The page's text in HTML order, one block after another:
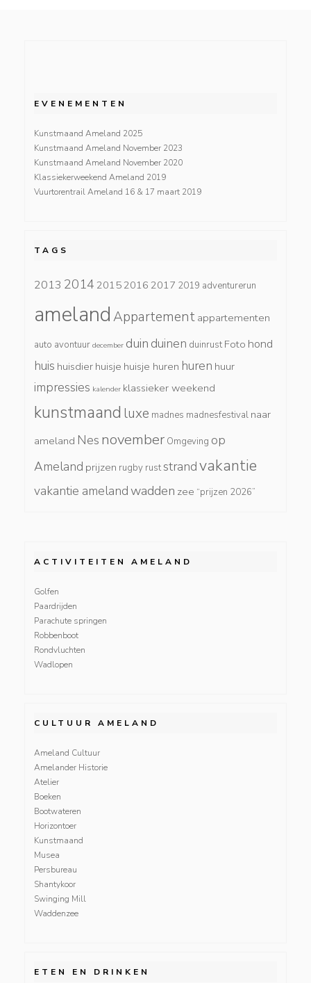
EVENEMENTEN
Kunstmaand Ameland 2025
Kunstmaand Ameland November 2023
Kunstmaand Ameland November 2020
Klassiekerweekend Ameland 2019
Vuurtorentrail Ameland 16 & 17 maart 2019
TAGS
2013 2014 2015 2016 2017 2019 adventurerun
amelandAppartement appartementen
auto avontuur december duin duinen duinrust Foto hond
huis huisdier huisje huisje huren huren huur
impressies kalender klassieker weekend
kunstmaand luxe madnes madnesfestival naar
ameland Nes november Omgeving op
Ameland prijzen rugby ruststrandvakantie
vakantie amelandwadden zee “prijzen 2026”
ACTIVITEITEN AMELAND
Golfen
Paardrijden
Parachute springen
Robbenboot
Rondvluchten
Wadlopen
CULTUUR AMELAND
Ameland Cultuur
Amelander Historie
Atelier
Boeken
Bootwateren
Horizontoer
Kunstmaand
Musea
Persbureau
Shantykoor
Swinging Mill
Waddenzee
ETEN EN DRINKEN